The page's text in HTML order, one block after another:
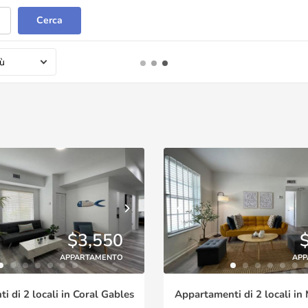
Cerca
$3,550
APPARTAMENTO
di 2 locali in Coral Gables Appartamenti di 2 locali in